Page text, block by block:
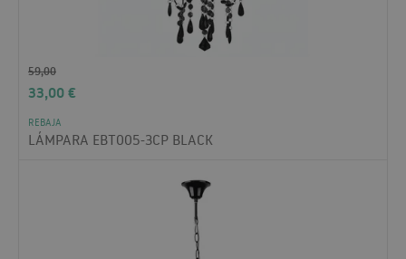
59,00
33,00€
REBAJA
LÁMPARA EBT005-3CP BLACK